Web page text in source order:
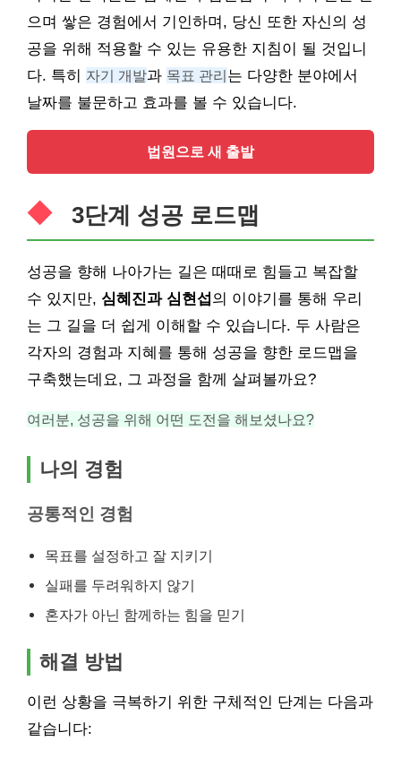
으며 쌓은 경험에서 기인하며, 당신 또한 자신의 성
공을 위해 적용할 수 있는 유용한 지침이 될 것입니
다. 특히 자기 개발과 목표 관리는 다양한 분야에서
날짜를 불문하고 효과를 볼 수 있습니다.
법원으로 새 출발
3단계 성공 로드맵
성공을 향해 나아가는 길은 때때로 힘들고 복잡할
수 있지만, 심혜진과 심현섭 의 이야기를 통해 우리
는 그 길을 더 쉽게 이해할 수 있습니다. 두 사람은
각자의 경험과 지혜를 통해 성공을 향한 로드맵을
구축했는데요, 그 과정을 함께 살펴볼까요?
여러분, 성공을 위해 어떤 도전을 해보셨나요?
나의 경험
공통적인 경험
목표를 설정하고 잘 지키기
실패를 두려워하지 않기
혼자가 아닌 함께하는 힘을 믿기
해결 방법
이런 상황을 극복하기 위한 구체적인 단계는 다음과
같습니다: